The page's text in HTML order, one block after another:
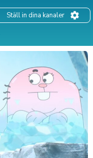
Ställ in dina kanaler